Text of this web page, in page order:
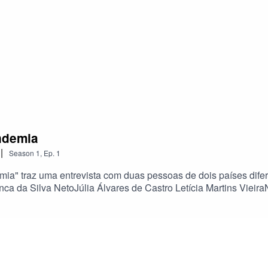
| Season 1, Ep. 1
traz uma entrevista com duas pessoas de dois países
da Silva NetoJúlia Álvares de Castro Letícia Martins
(Edição do episódio e narração da abertura)Júlia
Álvares de Castro Letícia Martins VieiraNicole Sayuri